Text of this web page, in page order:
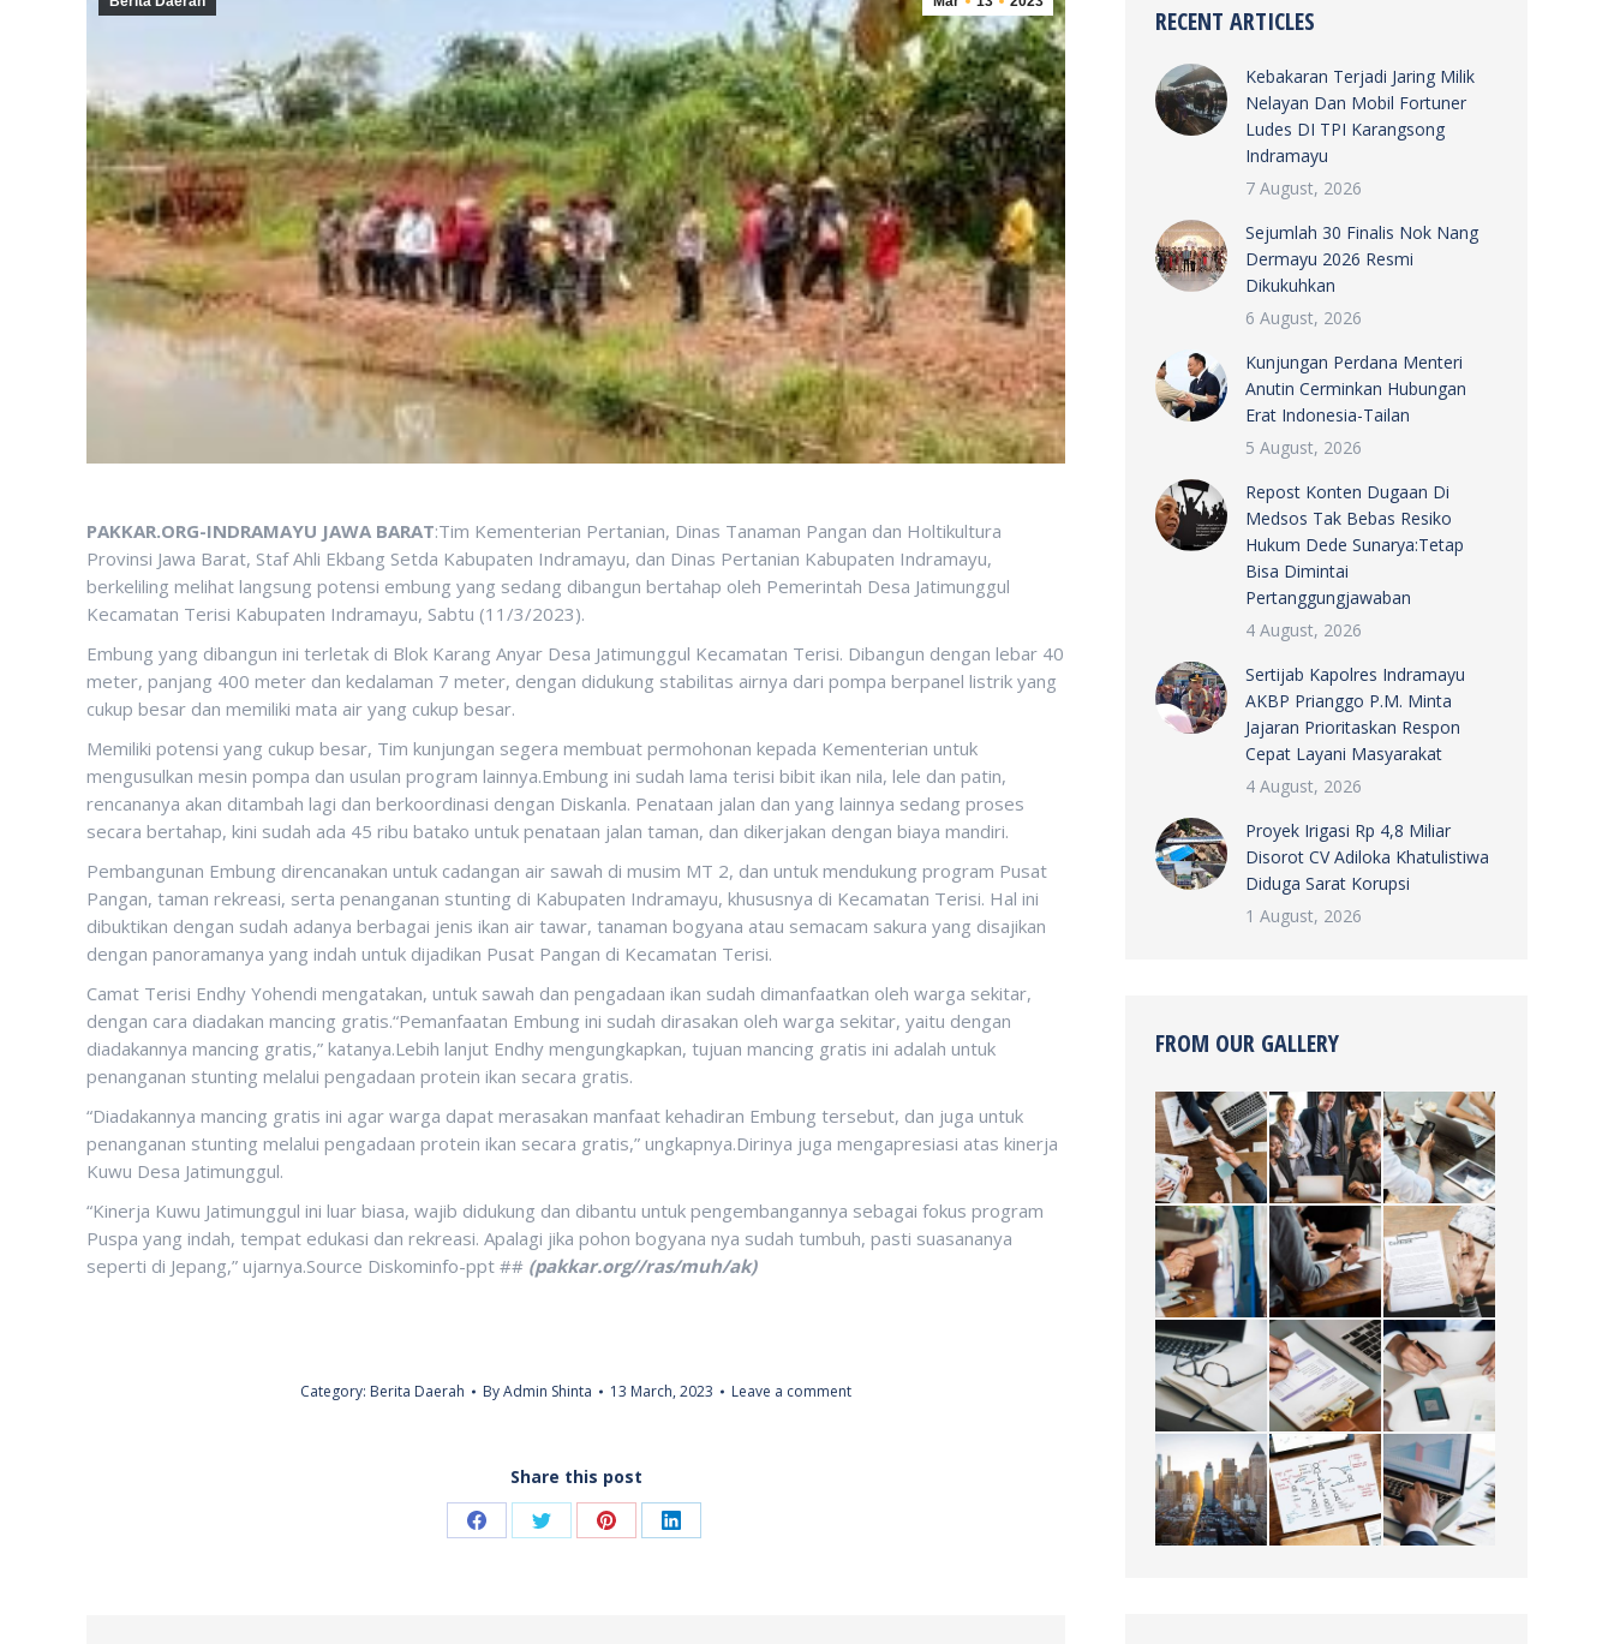
PAKKAR.ORG-INDRAMAYU JAWA BARAT:Tim Kementerian Pertanian, Dinas Tanaman Pangan dan Holtikultura
Provinsi Jawa Barat, Staf Ahli Ekbang Setda Kabupaten Indramayu, dan Dinas Pertanian Kabupaten Indramayu,
berkeliling melihat langsung potensi embung yang sedang dibangun bertahap oleh Pemerintah Desa Jatimunggul
Kecamatan Terisi Kabupaten Indramayu, Sabtu (11/3/2023).
Embung yang dibangun ini terletak di Blok Karang Anyar Desa Jatimunggul Kecamatan Terisi. Dibangun dengan lebar 40
meter, panjang 400 meter dan kedalaman 7 meter, dengan didukung stabilitas airnya dari pompa berpanel listrik yang
cukup besar dan memiliki mata air yang cukup besar.
Memiliki potensi yang cukup besar, Tim kunjungan segera membuat permohonan kepada Kementerian untuk
mengusulkan mesin pompa dan usulan program lainnya.Embung ini sudah lama terisi bibit ikan nila, lele dan patin,
rencananya akan ditambah lagi dan berkoordinasi dengan Diskanla. Penataan jalan dan yang lainnya sedang proses
secara bertahap, kini sudah ada 45 ribu batako untuk penataan jalan taman, dan dikerjakan dengan biaya mandiri.
Pembangunan Embung direncanakan untuk cadangan air sawah di musim MT 2, dan untuk mendukung program Pusat
Pangan, taman rekreasi, serta penanganan stunting di Kabupaten Indramayu, khususnya di Kecamatan Terisi. Hal ini
dibuktikan dengan sudah adanya berbagai jenis ikan air tawar, tanaman bogyana atau semacam sakura yang disajikan
dengan panoramanya yang indah untuk dijadikan Pusat Pangan di Kecamatan Terisi.
Camat Terisi Endhy Yohendi mengatakan, untuk sawah dan pengadaan ikan sudah dimanfaatkan oleh warga sekitar,
dengan cara diadakan mancing gratis.“Pemanfaatan Embung ini sudah dirasakan oleh warga sekitar, yaitu dengan
diadakannya mancing gratis,” katanya.Lebih lanjut Endhy mengungkapkan, tujuan mancing gratis ini adalah untuk
penanganan stunting melalui pengadaan protein ikan secara gratis.
“Diadakannya mancing gratis ini agar warga dapat merasakan manfaat kehadiran Embung tersebut, dan juga untuk
penanganan stunting melalui pengadaan protein ikan secara gratis,” ungkapnya.Dirinya juga mengapresiasi atas kinerja
Kuwu Desa Jatimunggul.
“Kinerja Kuwu Jatimunggul ini luar biasa, wajib didukung dan dibantu untuk pengembangannya sebagai fokus program
Puspa yang indah, tempat edukasi dan rekreasi. Apalagi jika pohon bogyana nya sudah tumbuh, pasti suasananya
seperti di Jepang,” ujarnya.Source Diskominfo-ppt ## (pakkar.org//ras/muh/ak)
Category: Berita Daerah ByAdmin Shinta 13 March, 2023 Leave a comment
Share this post
Share Share Share Share
RECENT ARTICLES
Kebakaran Terjadi Jaring Milik
Nelayan Dan Mobil Fortuner
Ludes DI TPI Karangsong
Indramayu
7 August, 2026
Sejumlah 30 Finalis Nok Nang
Dermayu 2026 Resmi
Dikukuhkan
6 August, 2026
Kunjungan Perdana Menteri
Anutin Cerminkan Hubungan
Erat Indonesia-Tailan
5 August, 2026
Repost Konten Dugaan Di
Medsos Tak Bebas Resiko
Hukum Dede Sunarya:Tetap
Bisa Dimintai
Pertanggungjawaban
4 August, 2026
Sertijab Kapolres Indramayu
AKBP Prianggo P.M. Minta
Jajaran Prioritaskan Respon
Cepat Layani Masyarakat
4 August, 2026
Proyek Irigasi Rp 4,8 Miliar
Disorot CV Adiloka Khatulistiwa
Diduga Sarat Korupsi
1 August, 2026
FROM OUR GALLERY